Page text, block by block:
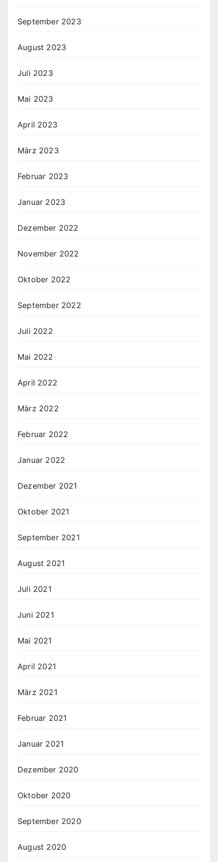
September 2023
August 2023
Juli 2023
Mai 2023
April 2023
März 2023
Februar 2023
Januar 2023
Dezember 2022
November 2022
Oktober 2022
September 2022
Juli 2022
Mai 2022
April 2022
März 2022
Februar 2022
Januar 2022
Dezember 2021
Oktober 2021
September 2021
August 2021
Juli 2021
Juni 2021
Mai 2021
April 2021
März 2021
Februar 2021
Januar 2021
Dezember 2020
Oktober 2020
September 2020
August 2020